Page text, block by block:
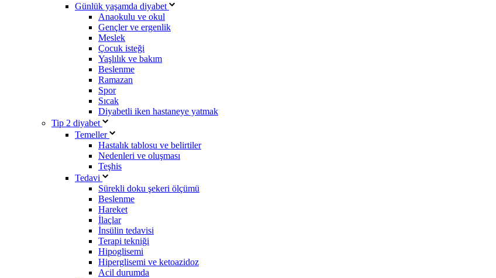
Günlük yaşamda diyabet
Anaokulu ve okul
Gençler ve ergenlik
Meslek
Çocuk isteği
Yaşlılık ve bakım
Beslenme
Ramazan
Spor
Sıcak
Diyabetli iken hastaneye yatmak
Tip 2 diyabet
Temeller
Hastalık tablosu ve belirtiler
Nedenleri ve oluşması
Teşhis
Tedavi
Sürekli doku şekeri ölçümü
Beslenme
Hareket
İlaçlar
İnsülin tedavisi
Terapi tekniği
Hipoglisemi
Hiperglisemi ve ketoazidoz
Acil durumda